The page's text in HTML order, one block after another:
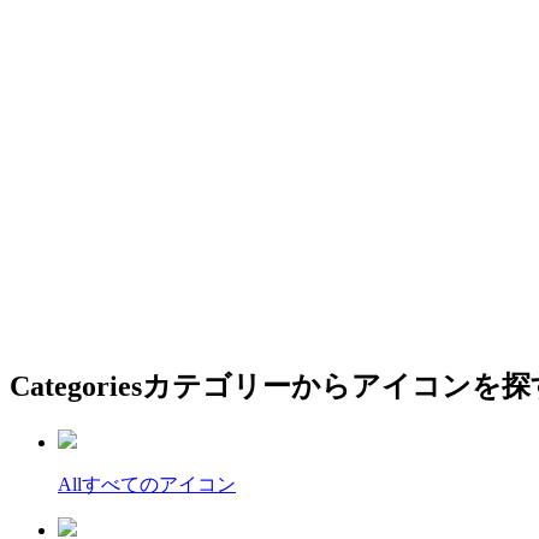
Categoriesカテゴリーからアイコンを探
Allすべてのアイコン